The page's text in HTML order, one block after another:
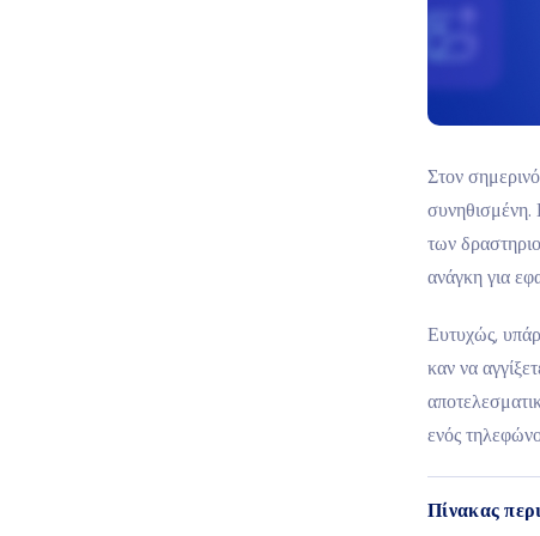
Στον
συνηθισμένη.
των
ανάγκη για
Ευτυχώς,
καν να
ενός
Πίνακας